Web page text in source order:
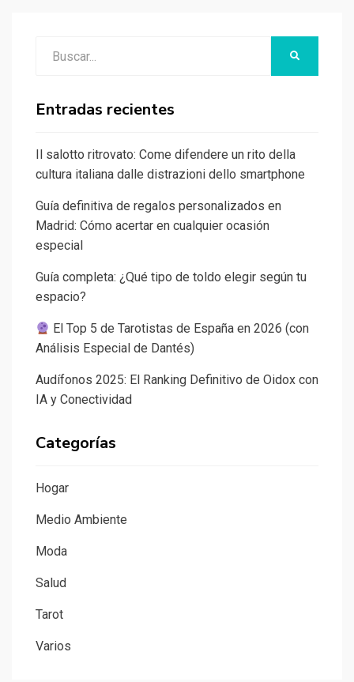
Entradas recientes
Il salotto ritrovato: Come difendere un rito della
cultura italiana dalle distrazioni dello smartphone
Guía definitiva de regalos personalizados en
Madrid: Cómo acertar en cualquier ocasión
especial
Guía completa: ¿Qué tipo de toldo elegir según tu
espacio?
El Top 5 de Tarotistas de España en 2026 (con
Análisis Especial de Dantés)
Audífonos 2025: El Ranking Definitivo de Oidox con
IA y Conectividad
Categorías
Hogar
Medio Ambiente
Moda
Salud
Tarot
Varios